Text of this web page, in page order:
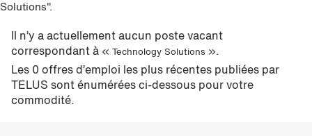
Solutions".
Il n’y a actuellement aucun poste vacant
correspondant à « Technology Solutions ».
Les 0 offres d’emploi les plus récentes publiées par
TELUS sont énumérées ci-dessous pour votre
commodité.